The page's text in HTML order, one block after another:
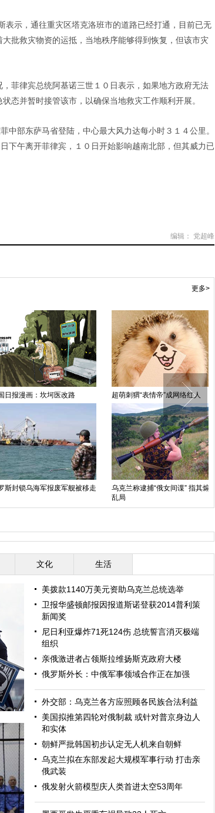
示，通往重灾区塔克洛班市的道路已经打通，目前已无
批救灾物资的运抵，当地秩序能够得到恢复，但该市灾
律宾总统阿基诺三世１０日表示，如果地方政府无法
态并暂时接管该市，以确保当地救灾工作顺利开展。
部东萨马省登陆，中心最大风力达每小时３１４公里。
下午离开菲律宾，１０日开始影响越南北部，但其威力已
编辑： 党超峰
更多>
漫画：坎坷医改路 超萌刺猬“表情帝”成网络红人
锁乌海军报废军舰被移走
乌克兰称逮捕“俄女间谍” 指其煽动
文化 生活
美拨款1140万美元资助乌克兰总统选举
卫报华盛顿邮报因报道斯诺登获2014普利策
新闻奖
尼日利亚爆炸71死124伤 总统誓言消灭极端
组织
亲俄激进者占领斯拉维扬斯克政府大楼
俄罗斯外长：中俄军事领域合作正在加强
外交部：乌克兰各方应照顾各民族合法利益
美国拟推第四轮对俄制裁 或针对普京身边人
和实体
朝鲜严批韩国初步认定无人机来自朝鲜
乌克兰拟在东部发起大规模军事行动 打击亲
俄武装
俄发射火箭模型庆人类首进太空53周年